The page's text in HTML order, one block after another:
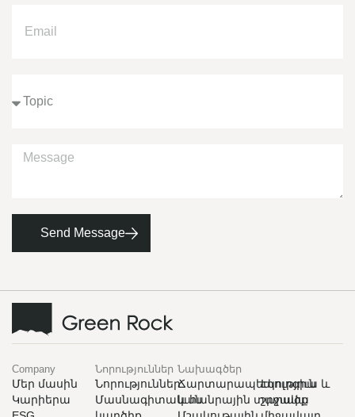
Send Message
Company
Մեր մասին
Կարիերա
Նորություններ
Նորություններ
Մասնագիտական
Նախագծեր
Ճարտարապետություն
և հանրային տարածք
Էկոլոգիա և
շրջակա